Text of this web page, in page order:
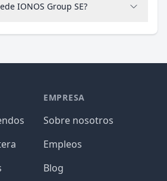
IONOS Group SE?
EMPRESA
Sobre nosotros
Empleos
Blog